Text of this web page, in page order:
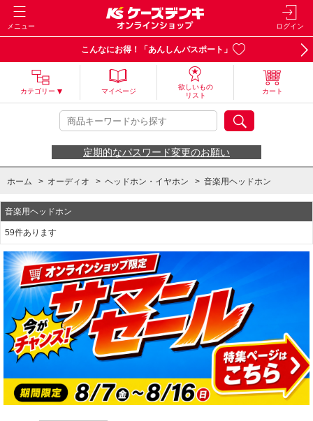
メニュー ログイン
こんなにお得！「あんしんパスポート」
カテゴリー マイページ
欲しいもの
リスト
カート
定期的なパスワード変更のお願い
ホーム > オーディオ > ヘッドホン・イヤホン > 音楽用ヘッドホン
音楽用ヘッドホン
59件あります